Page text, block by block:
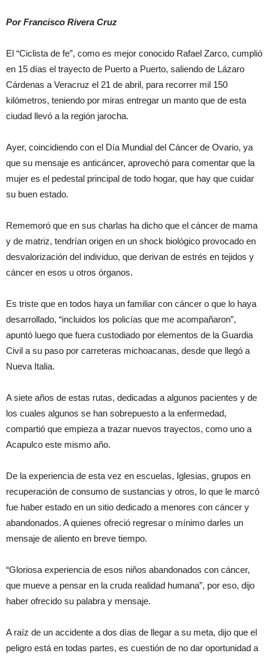
Por Francisco Rivera Cruz
El “Ciclista de fe”, como es mejor conocido Rafael Zarco, cumplió
en 15 días el trayecto de Puerto a Puerto, saliendo de Lázaro
Cárdenas a Veracruz el 21 de abril, para recorrer mil 150
kilómetros, teniendo por miras entregar un manto que de esta
ciudad llevó a la región jarocha.
Ayer, coincidiendo con el Día Mundial del Cáncer de Ovario, ya
que su mensaje es anticáncer, aprovechó para comentar que la
mujer es el pedestal principal de todo hogar, que hay que cuidar
su buen estado.
Rememoró que en sus charlas ha dicho que el cáncer de mama
y de matriz, tendrían origen en un shock biológico provocado en
desvalorización del individuo, que derivan de estrés en tejidos y
cáncer en esos u otros órganos.
Es triste que en todos haya un familiar con cáncer o que lo haya
desarrollado, “incluidos los policías que me acompañaron”,
apuntó luego que fuera custodiado por elementos de la Guardia
Civil a su paso por carreteras michoacanas, desde que llegó a
Nueva Italia.
A siete años de estas rutas, dedicadas a algunos pacientes y de
los cuales algunos se han sobrepuesto a la enfermedad,
compartió que empieza a trazar nuevos trayectos, como uno a
Acapulco este mismo año.
De la experiencia de esta vez en escuelas, Iglesias, grupos en
recuperación de consumo de sustancias y otros, lo que le marcó
fue haber estado en un sitio dedicado a menores con cáncer y
abandonados. A quienes ofreció regresar o mínimo darles un
mensaje de aliento en breve tiempo.
“Gloriosa experiencia de esos niños abandonados con cáncer,
que mueve a pensar en la cruda realidad humana”, por eso, dijo
haber ofrecido su palabra y mensaje.
A raíz de un accidente a dos días de llegar a su meta, dijo que el
peligro está en todas partes, es cuestión de no dar oportunidad a